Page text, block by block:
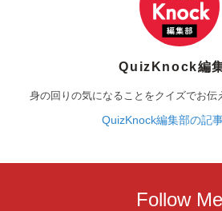
QuizKnock編
身の回りの気になることをクイズでお伝
QuizKnock編集部の記
Follow Me